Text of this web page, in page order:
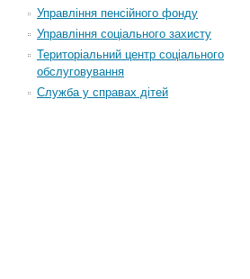
Управління пенсійного фонду
Управління соціального захисту
Територіальний центр соціального
обслуговування
Служба у справах дітей